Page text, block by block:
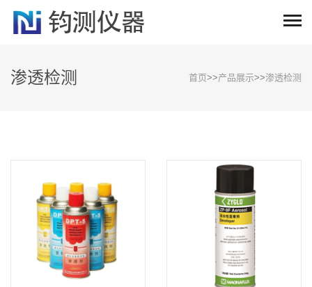
渗透检测 首页>>产品展示>>渗透检测